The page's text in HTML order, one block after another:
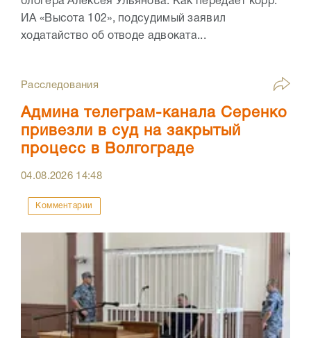
ИА «Высота 102», подсудимый заявил
ходатайство об отводе адвоката...
Расследования
Админа телеграм-канала Серенко
привезли в суд на закрытый
процесс в Волгограде
04.08.2026 14:48
Комментарии